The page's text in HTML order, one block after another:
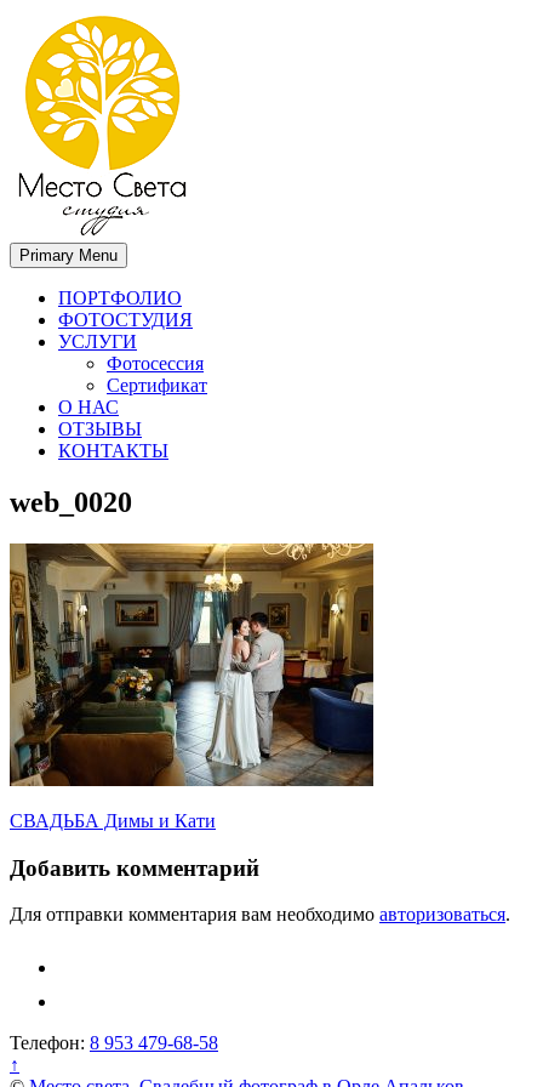
Место света. Свадебный фотограф в Орле Апальков Вячеслав
Свадебный фотограф в Орле
Primary Menu
ПОРТФОЛИО
ФОТОСТУДИЯ
УСЛУГИ
Фотосессия
Сертификат
О НАС
ОТЗЫВЫ
КОНТАКТЫ
web_0020
Навигация
по
записям
СВАДЬБА Димы и Кати
Добавить комментарий
Для отправки комментария вам необходимо авторизоваться.
Телефон: 8 953 479-68-58
↑